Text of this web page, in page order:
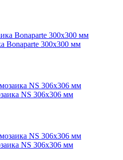
Bonaparte 300x300 мм
NS 306x306 мм
NS 306x306 мм